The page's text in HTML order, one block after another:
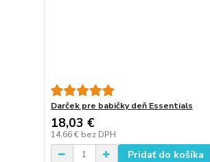
Darček pre babičky deň Essentials
18,03 €
14,66 € bez DPH
Pridať do košíka